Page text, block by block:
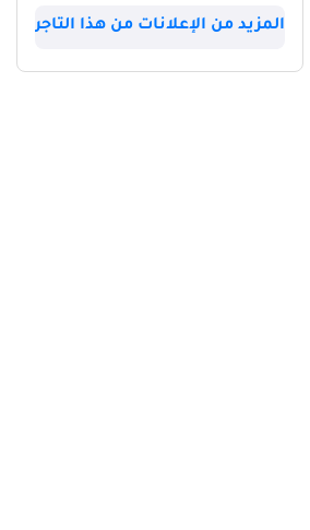
المزيد من الإعلانات من هذا التاجر
تبريد مصمم خصيصًا لتحمل حرارة الصيف
يحوّل طراز رابتور الشاحنة العملية
فائقة الأداء، مزودة بنظام تعليق متطور يوفر
كما على كثبان ليوا الرملية. في السوق
الخارجي خيارًا مثاليًا، فهو يخفي غبار الصحراء
لا تحتاج إلى أي تعديلات خارجية لاجتياز
المتحدة ودول مجلس التعاون الخليجي،
رينجر الأخرى موديل 2025
الخليجي، حيث قد يتم استيراد العديد من
الشمالية بأنظمة تبريد وترددات لاسلكية
بمواصفات دول مجلس التعاون الخليجي الخيار
يبلغ عداد المسافات أدنى مستوى ممكن
من الإصدارات الأقدم أو غير الإقليمية، أن